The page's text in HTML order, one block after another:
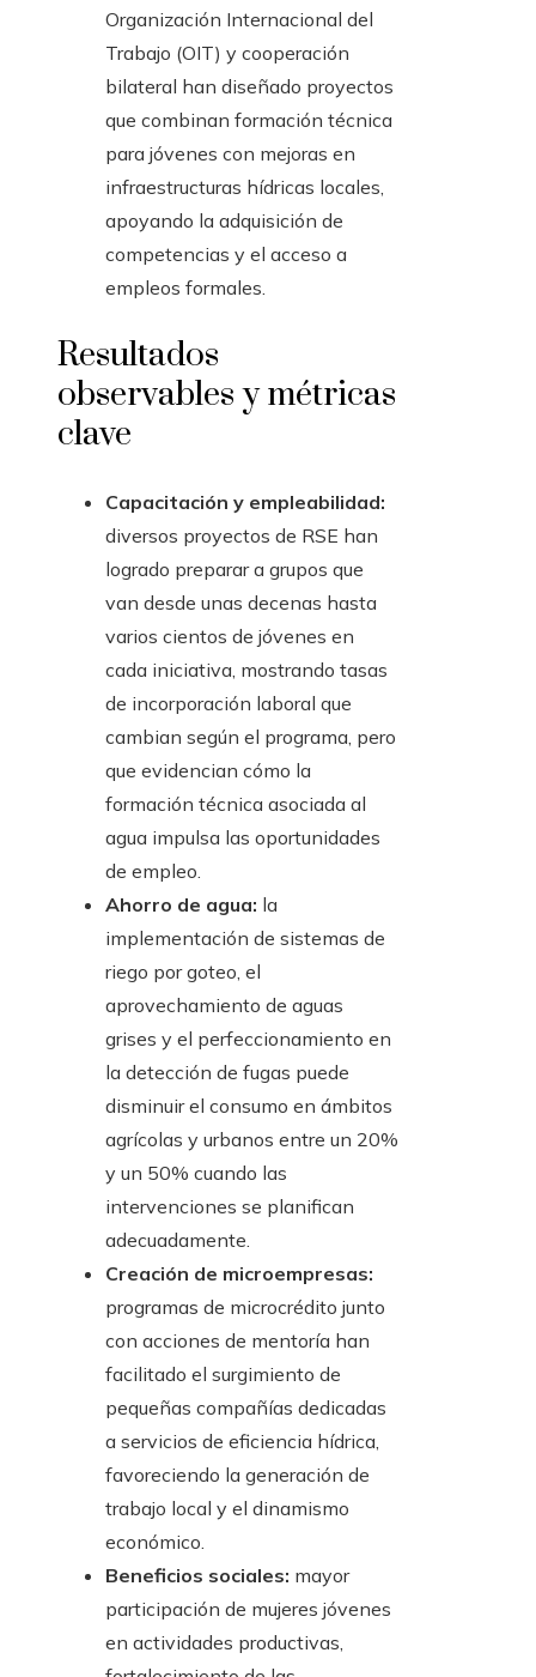
Organización Internacional del
Trabajo (OIT) y cooperación
bilateral han diseñado proyectos
que combinan formación técnica
para jóvenes con mejoras en
infraestructuras hídricas locales,
apoyando la adquisición de
competencias y el acceso a
empleos formales.
Resultados
observables y métricas
clave
Capacitación y empleabilidad:
diversos proyectos de RSE han
logrado preparar a grupos que
van desde unas decenas hasta
varios cientos de jóvenes en
cada iniciativa, mostrando tasas
de incorporación laboral que
cambian según el programa, pero
que evidencian cómo la
formación técnica asociada al
agua impulsa las oportunidades
de empleo.
Ahorro de agua: la
implementación de sistemas de
riego por goteo, el
aprovechamiento de aguas
grises y el perfeccionamiento en
la detección de fugas puede
disminuir el consumo en ámbitos
agrícolas y urbanos entre un 20%
y un 50% cuando las
intervenciones se planifican
adecuadamente.
Creación de microempresas:
programas de microcrédito junto
con acciones de mentoría han
facilitado el surgimiento de
pequeñas compañías dedicadas
a servicios de eficiencia hídrica,
favoreciendo la generación de
trabajo local y el dinamismo
económico.
Beneficios sociales: mayor
participación de mujeres jóvenes
en actividades productivas,